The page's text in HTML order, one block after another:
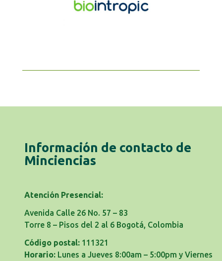
Información de contacto de
Minciencias
Atención Presencial:
Avenida Calle 26 No. 57 – 83
Torre 8 – Pisos del 2 al 6 Bogotá, Colombia
Código postal:111321
Horario:Lunes a Jueves 8:00am – 5:00pm y Viernes